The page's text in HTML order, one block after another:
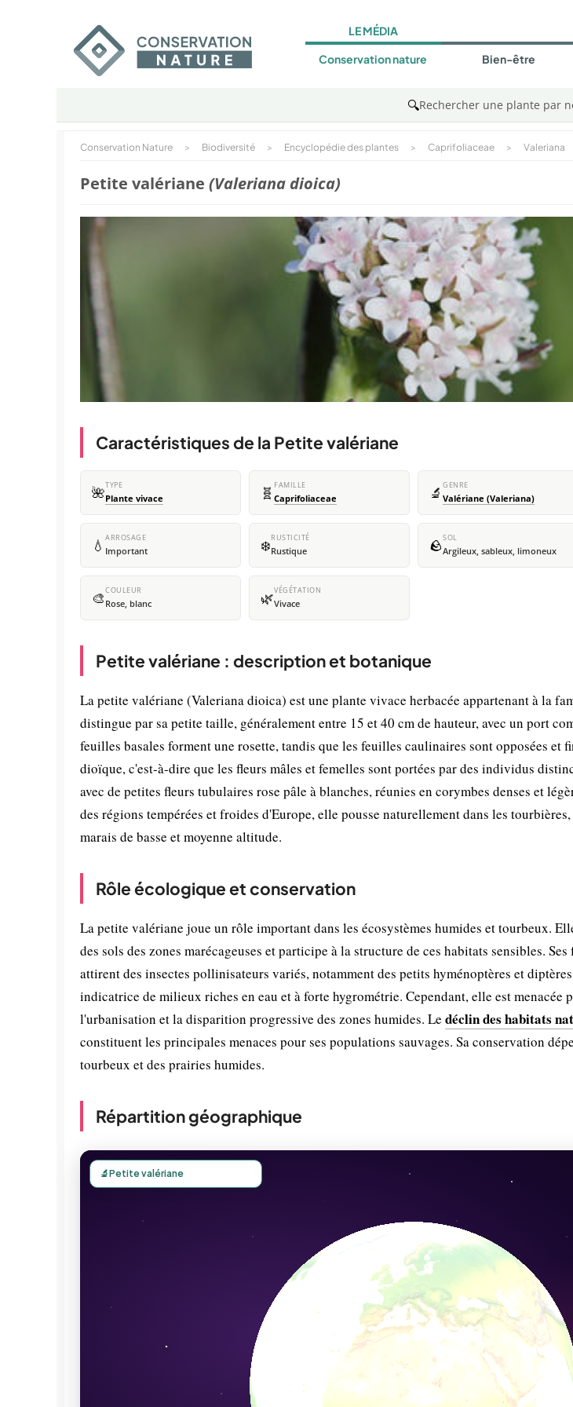
LE MÉDIA
Conservation nature Bien-être
🔍Rechercher une plante par
Conservation Nature > Biodiversité > Encyclopédie des plantes > Caprifoliaceae > Valeriana
Petite valériane (Valeriana dioica)
Caractéristiques de la Petite valériane
🌺TYPE
Plante vivace 🧬 FAMILLE
Caprifoliaceae 🔬 GENRE
Valériane (Valeriana)
💧 ARROSAGE
Important ❄️RUSTICITÉ
Rustique 🪨SOL
Argileux, sableux, limoneux
🎨COULEUR
Rose, blanc 🌿VÉGÉTATION
Vivace
Petite valériane : description et botanique
La petite valériane (Valeriana dioica) est une plante vivace herbacée appartenant à la
distingue par sa petite taille, généralement entre 15 et 40 cm de hauteur, avec un port
feuilles basales forment une rosette, tandis que les feuilles caulinaires sont opposées et
dioïque, c'est-à-dire que les fleurs mâles et femelles sont portées par des individus
avec de petites fleurs tubulaires rose pâle à blanches, réunies en corymbes denses et
des régions tempérées et froides d'Europe, elle pousse naturellement dans les
marais de basse et moyenne altitude.
Rôle écologique et conservation
La petite valériane joue un rôle important dans les écosystèmes humides et tourbeux.
des sols des zones marécageuses et participe à la structure de ces habitats sensibles.
attirent des insectes pollinisateurs variés, notamment des petits hyménoptères et
indicatrice de milieux riches en eau et à forte hygrométrie. Cependant, elle est menacée
l'urbanisation et la disparition progressive des zones humides. Le déclin des habitats
constituent les principales menaces pour ses populations sauvages. Sa conservation
tourbeux et des prairies humides.
Répartition géographique